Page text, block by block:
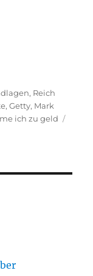
, Reich
,Getty, Mark
ich zu geld